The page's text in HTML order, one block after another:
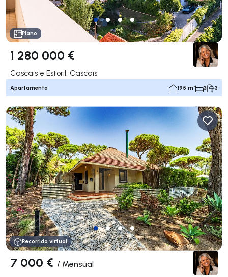
Plano
1 280 000 €
Cascais e Estoril, Cascais
Apartamento 195 m² 3 3
Recorrido virtual
7 000 € / Mensual